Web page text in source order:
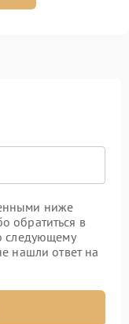
ниже
обратиться в
следующему
нашли ответ на